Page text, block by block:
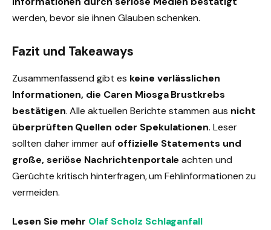
werden, bevor sie ihnen Glauben schenken.
Fazit und Takeaways
Zusammenfassend gibt es keine verlässlichen
Informationen, die Caren Miosga Brustkrebs
bestätigen. Alle aktuellen Berichte stammen aus nicht
überprüften Quellen oder Spekulationen. Leser
sollten daher immer auf offizielle Statements und
große, seriöse Nachrichtenportale achten und
Gerüchte kritisch hinterfragen, um Fehlinformationen zu
vermeiden.
Lesen Sie mehr Olaf Scholz Schlaganfall